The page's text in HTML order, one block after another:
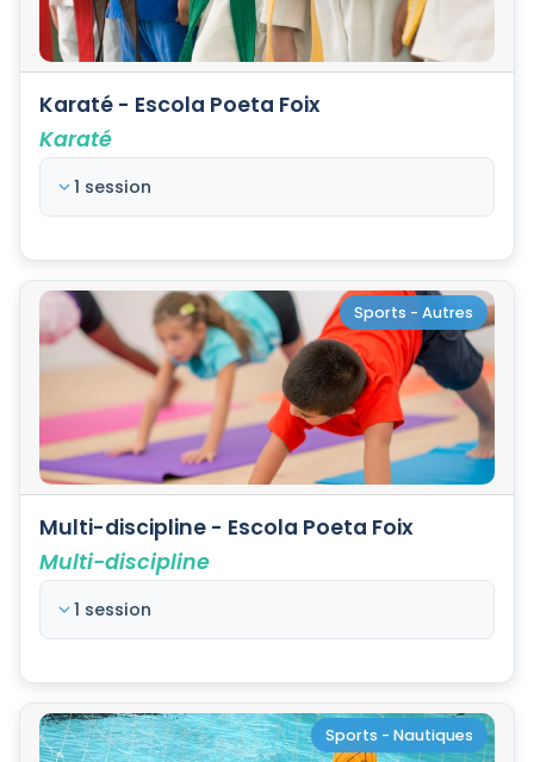
Karaté - Escola Poeta Foix
Karaté
1 session
Sports - Autres
Multi-discipline - Escola Poeta Foix
Multi-discipline
1 session
Sports - Nautiques